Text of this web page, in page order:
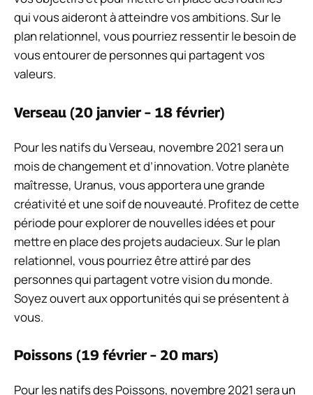
qui vous aideront à atteindre vos ambitions. Sur le
plan relationnel, vous pourriez ressentir le besoin de
vous entourer de personnes qui partagent vos
valeurs.
Verseau (20 janvier – 18 février)
Pour les natifs du Verseau, novembre 2021 sera un
mois de changement et d’innovation. Votre planète
maîtresse, Uranus, vous apportera une grande
créativité et une soif de nouveauté. Profitez de cette
période pour explorer de nouvelles idées et pour
mettre en place des projets audacieux. Sur le plan
relationnel, vous pourriez être attiré par des
personnes qui partagent votre vision du monde.
Soyez ouvert aux opportunités qui se présentent à
vous.
Poissons (19 février – 20 mars)
Pour les natifs des Poissons, novembre 2021 sera un